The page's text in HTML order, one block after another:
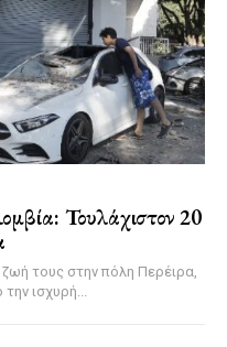
Τουλάχιστον 20
τους στην πόλη Περέιρα,
ισχυρή...